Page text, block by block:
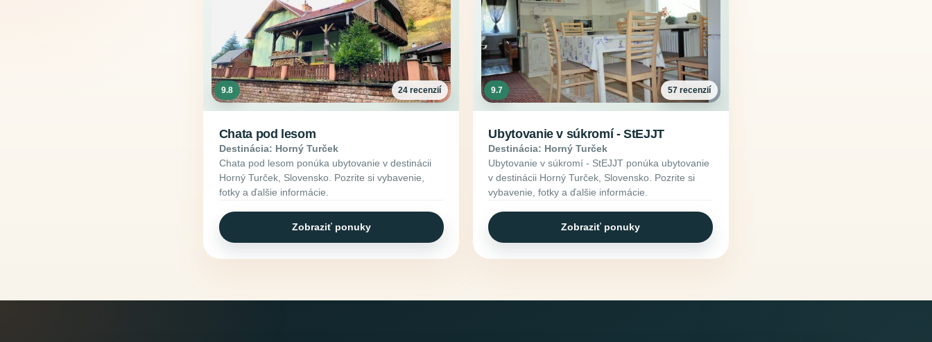
9.8 24 recenzií
Chata pod lesom
Destinácia: Horný Turček
Chata pod lesom ponúka ubytovanie v destinácii
Horný Turček, Slovensko. Pozrite si vybavenie,
fotky a ďalšie informácie.
Zobraziť ponuky
9.7 57 recenzií
Ubytovanie v súkromí - StEJJT
Destinácia: Horný Turček
Ubytovanie v súkromí - StEJJT ponúka ubytovanie
v destinácii Horný Turček, Slovensko. Pozrite si
vybavenie, fotky a ďalšie informácie.
Zobraziť ponuky